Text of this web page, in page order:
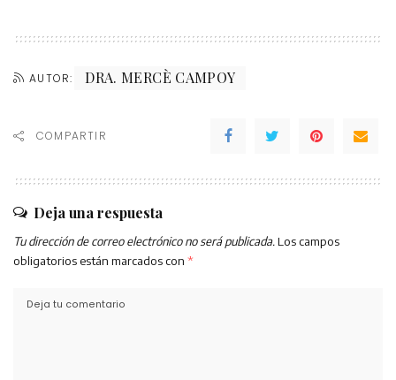
AUTOR: DRA. MERCÈ CAMPOY
COMPARTIR
Deja una respuesta
Tu dirección de correo electrónico no será publicada. Los campos
obligatorios están marcados con *